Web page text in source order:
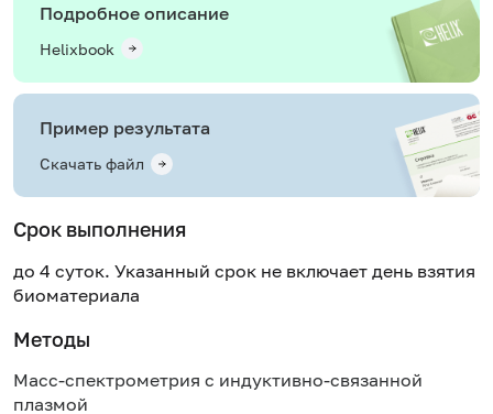
Подробное описание
Helixbook
Пример результата
Скачать файл
Срок выполнения
до 4 суток. Указанный срок не включает день взятия
биоматериала
Методы
Масс-спектрометрия с индуктивно-связанной
плазмой